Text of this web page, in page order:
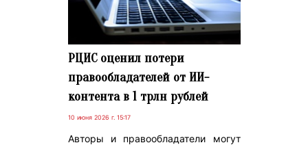
РЦИС оценил потери
правообладателей от ИИ-
контента в 1 трлн рублей
10 июня 2026 г. 15:17
Авторы и правообладатели могут